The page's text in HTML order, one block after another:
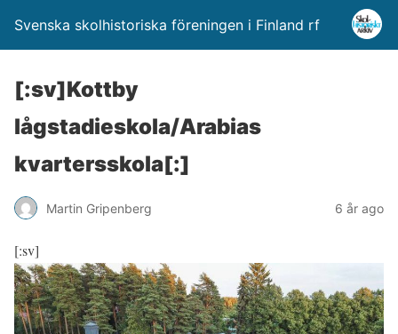
Svenska skolhistoriska föreningen i Finland rf
[:sv]Kottby
lågstadieskola/Arabias
kvartersskola[:]
Martin Gripenberg 6 år ago
[:sv]